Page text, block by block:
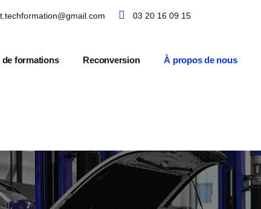
03 20 16 09 15
de formations Reconversion À propos de nous